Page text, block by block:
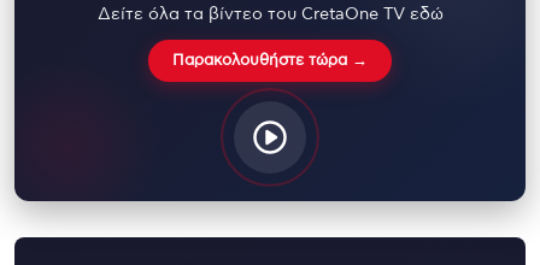
Δείτε όλα τα βίντεο του CretaOne TV εδώ
Παρακολουθήστε τώρα →